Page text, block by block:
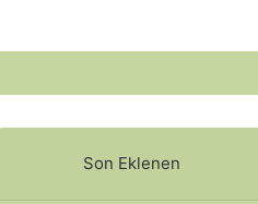
Son Eklenen